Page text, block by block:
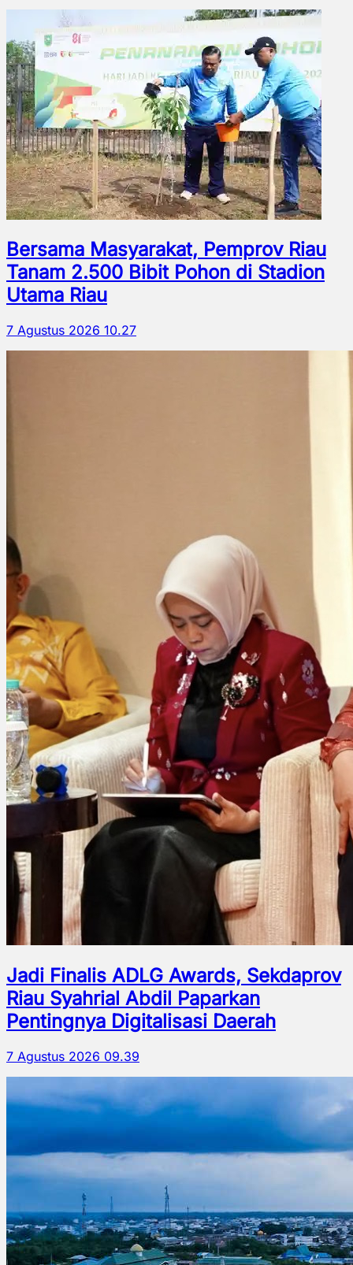
Bersama Masyarakat, Pemprov Riau
Tanam 2.500 Bibit Pohon di Stadion
Utama Riau
7 Agustus 2026 10.27
Jadi Finalis ADLG Awards, Sekdaprov
Riau Syahrial Abdil Paparkan
Pentingnya Digitalisasi Daerah
7 Agustus 2026 09.39